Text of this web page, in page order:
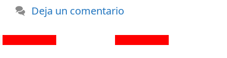
Deja un comentario